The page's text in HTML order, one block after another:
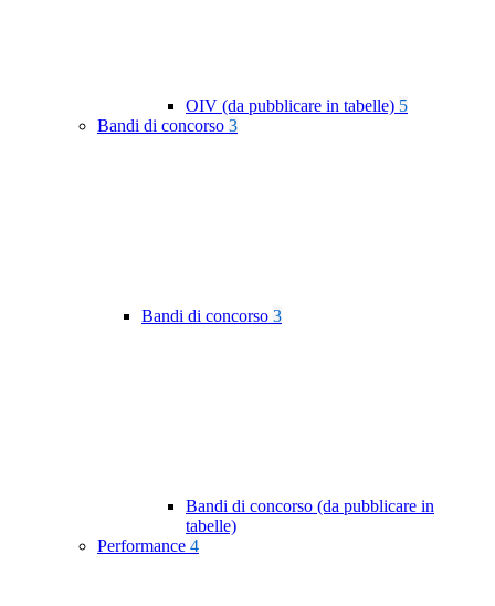
OIV (da pubblicare in tabelle) 5
Bandi di concorso 3
Bandi di concorso 3
Bandi di concorso (da pubblicare in
tabelle)
Performance 4